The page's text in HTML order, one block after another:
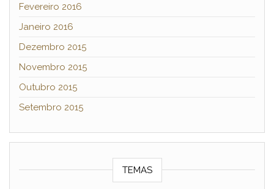
Fevereiro 2016
Janeiro 2016
Dezembro 2015
Novembro 2015
Outubro 2015
Setembro 2015
TEMAS